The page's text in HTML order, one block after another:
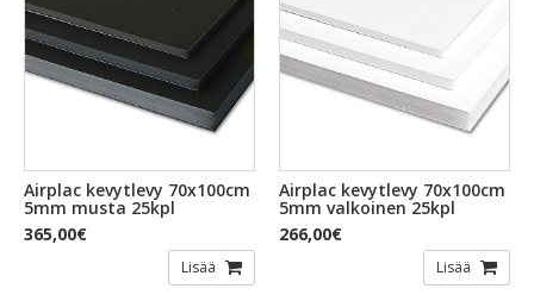
Airplac kevytlevy 70x100cm
5mm musta 25kpl
365,00€
Lisää
Airplac kevytlevy 70x100cm
5mm valkoinen 25kpl
266,00€
Lisää